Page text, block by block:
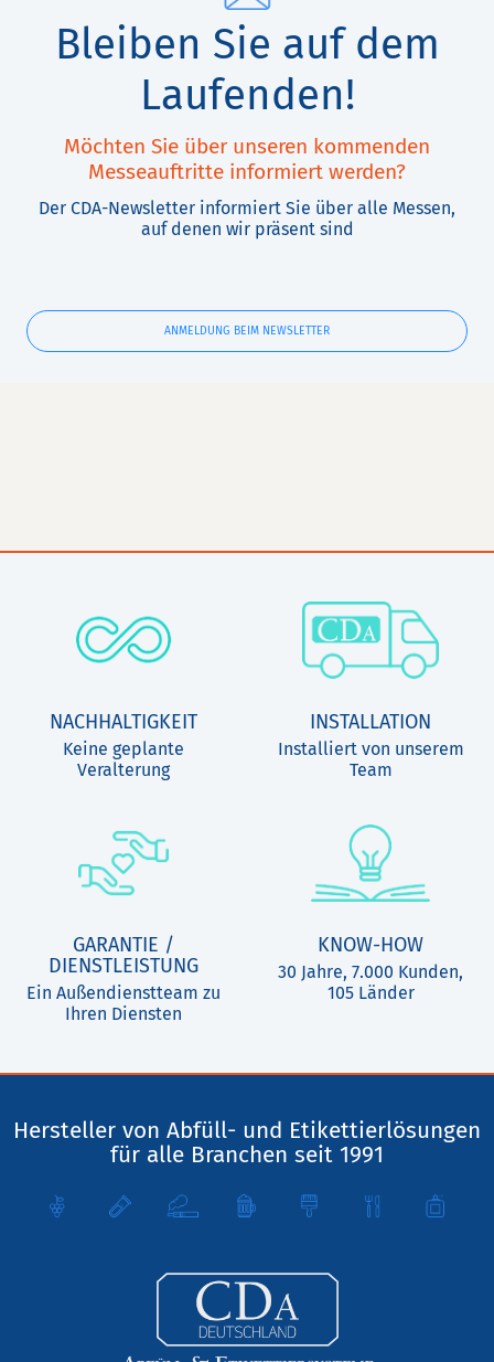
Bleiben Sie auf dem
Laufenden!
Möchten Sie über unseren kommenden
Messeauftritte informiert werden?
Der CDA-Newsletter informiert Sie über alle Messen,
auf denen wir präsent sind
ANMELDUNG BEIM NEWSLETTER
NACHHALTIGKEIT
Keine geplante
Veralterung
INSTALLATION
Installiert von unserem
Team
GARANTIE /
DIENSTLEISTUNG
Ein Außendienstteam zu
Ihren Diensten
KNOW-HOW
30 Jahre, 7.000 Kunden,
105 Länder
Hersteller von Abfüll- und Etikettierlösungen
für alle Branchen seit 1991